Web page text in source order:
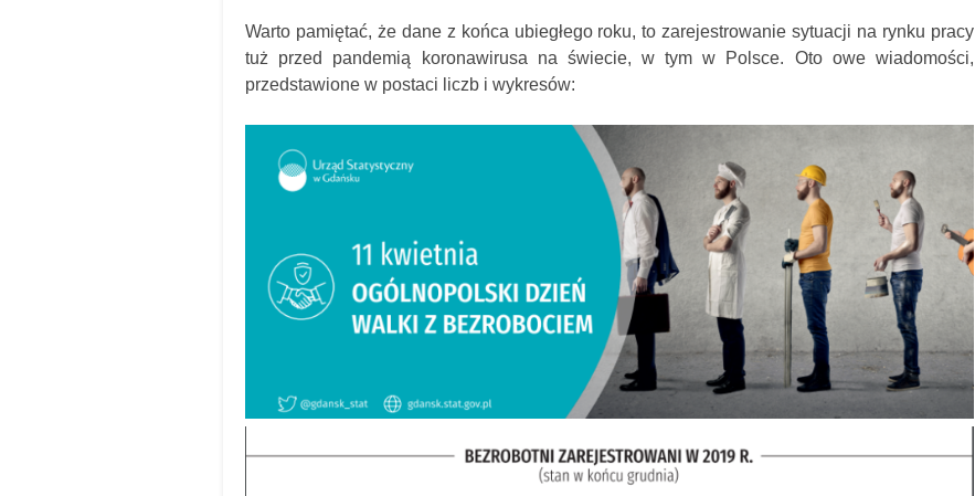
Warto pamiętać, że dane z końca ubiegłego roku, to zarejestrowanie sytuacji na rynku pracy
tuż przed pandemią koronawirusa na świecie, w tym w Polsce. Oto owe wiadomości,
przedstawione w postaci liczb i wykresów: